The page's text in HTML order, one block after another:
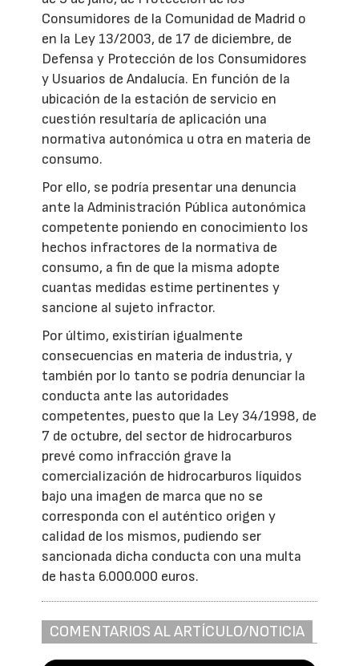
Consumidores de la Comunidad de Madrid o
en la Ley 13/2003, de 17 de diciembre, de
Defensa y Protección de los Consumidores
y Usuarios de Andalucía. En función de la
ubicación de la estación de servicio en
cuestión resultaría de aplicación una
normativa autonómica u otra en materia de
consumo.
Por ello, se podría presentar una denuncia
ante la Administración Pública autonómica
competente poniendo en conocimiento los
hechos infractores de la normativa de
consumo, a fin de que la misma adopte
cuantas medidas estime pertinentes y
sancione al sujeto infractor.
Por último, existirían igualmente
consecuencias en materia de industria, y
también por lo tanto se podría denunciar la
conducta ante las autoridades
competentes, puesto que la Ley 34/1998, de
7 de octubre, del sector de hidrocarburos
prevé como infracción grave la
comercialización de hidrocarburos líquidos
bajo una imagen de marca que no se
corresponda con el auténtico origen y
calidad de los mismos, pudiendo ser
sancionada dicha conducta con una multa
de hasta 6.000.000 euros.
COMENTARIOS AL ARTÍCULO/NOTICIA